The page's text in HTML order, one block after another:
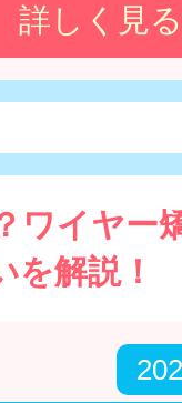
詳しく見る
ワイヤー
を解説！